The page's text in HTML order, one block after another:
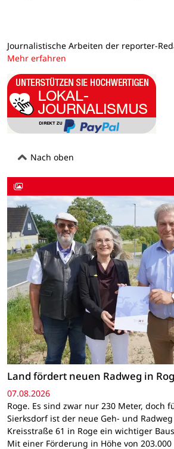
Journalistische Arbeiten der reporter-
Mehr erfahren
Nach oben
Land fördert neuen Radweg in
07.08.2026
Roge. Es sind zwar nur 230 Meter, doch
Sierksdorf ist der neue Geh- und
Kreisstraße 61 in Roge ein wichtiger
Mit einer Förderung in Höhe von 203.000